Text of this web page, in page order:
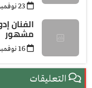
الفنان
مشهور
التعليقات